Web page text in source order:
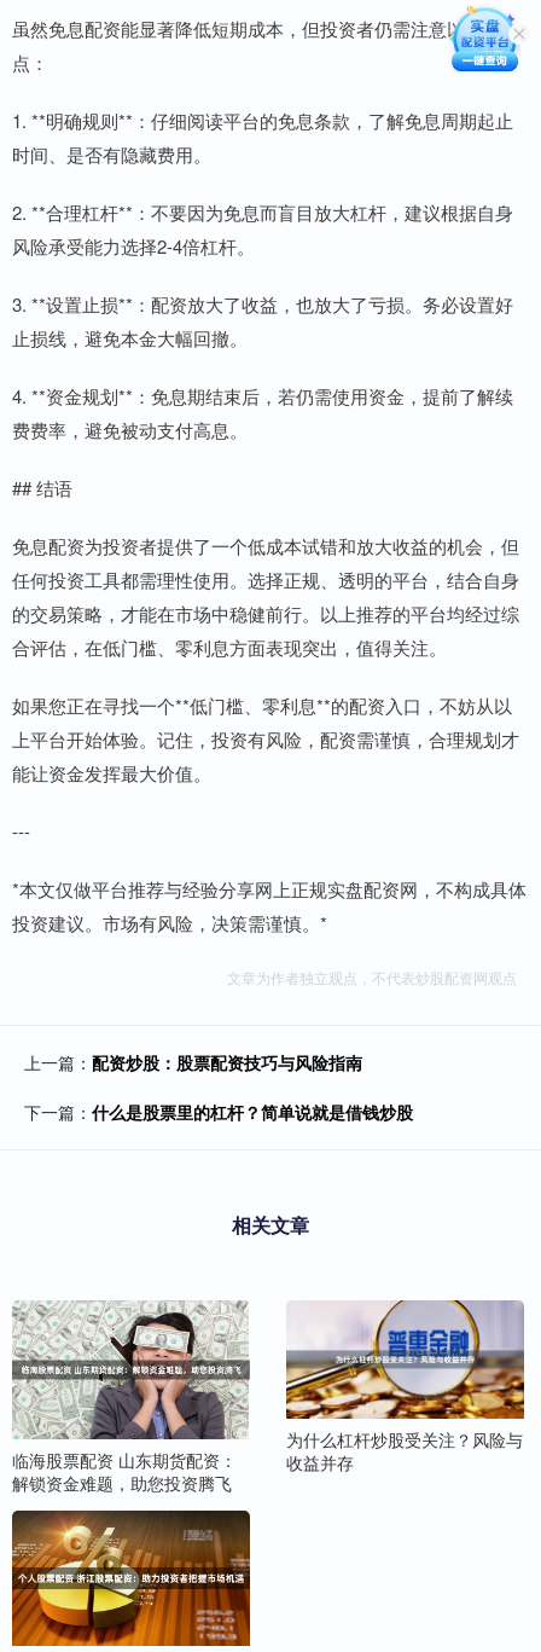
虽然免息配资能显著降低短期成本，但投资者仍需注意以下几
点：
1. **明确规则**：仔细阅读平台的免息条款，了解免息周期起止
时间、是否有隐藏费用。
2. **合理杠杆**：不要因为免息而盲目放大杠杆，建议根据自身
风险承受能力选择2-4倍杠杆。
3. **设置止损**：配资放大了收益，也放大了亏损。务必设置好
止损线，避免本金大幅回撤。
4. **资金规划**：免息期结束后，若仍需使用资金，提前了解续
费费率，避免被动支付高息。
## 结语
免息配资为投资者提供了一个低成本试错和放大收益的机会，但
任何投资工具都需理性使用。选择正规、透明的平台，结合自身
的交易策略，才能在市场中稳健前行。以上推荐的平台均经过综
合评估，在低门槛、零利息方面表现突出，值得关注。
如果您正在寻找一个**低门槛、零利息**的配资入口，不妨从以
上平台开始体验。记住，投资有风险，配资需谨慎，合理规划才
能让资金发挥最大价值。
---
*本文仅做平台推荐与经验分享网上正规实盘配资网，不构成具体
投资建议。市场有风险，决策需谨慎。*
文章为作者独立观点，不代表炒股配资网观点
上一篇： 配资炒股：股票配资技巧与风险指南
下一篇： 什么是股票里的杠杆？简单说就是借钱炒股
相关文章
临海股票配资 山东期货配资：
解锁资金难题，助您投资腾飞
为什么杠杆炒股受关注？风险与
收益并存